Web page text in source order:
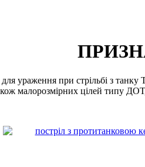
ураження при стрільбі з
малорозмірних цілей типу ДОТ,